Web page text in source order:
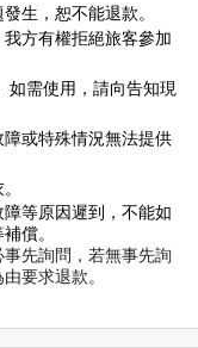
生，恕不能退款。
方有權拒絕旅客參加
如需使用，請向告知現
或特殊情況無法提供
等原因遲到，不能如
償。
先詢問，若無事先詢
要求退款。